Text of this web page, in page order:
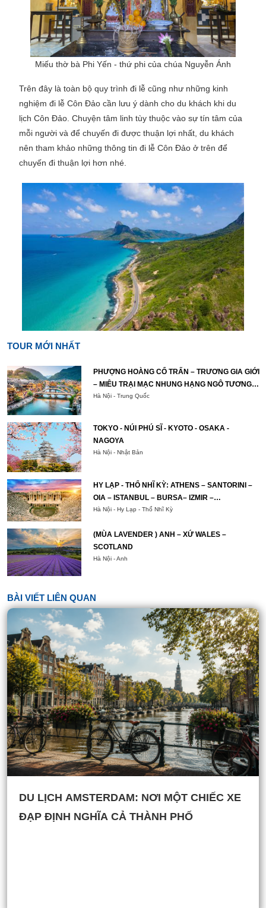
Miếu thờ bà Phi Yến - thứ phi của chúa Nguyễn Ánh
Trên đây là toàn bộ quy trình đi lễ cũng như những kinh
nghiệm đi lễ Côn Đảo cần lưu ý dành cho du khách khi du
lịch Côn Đảo. Chuyện tâm linh tùy thuộc vào sự tín tâm của
mỗi người và để chuyến đi được thuận lợi nhất, du khách
nên tham khảo những thông tin đi lễ Côn Đảo ở trên để
chuyến đi thuận lợi hơn nhé.
TOUR MỚI NHẤT
PHƯỢNG HOÀNG CỔ TRẤN – TRƯƠNG GIA GIỚI
– MIÊU TRẠI MẠC NHUNG HẠNG NGÔ TƯƠNG
TÂY
Hà Nội - Trung Quốc
TOKYO - NÚI PHÚ SĨ - KYOTO - OSAKA -
NAGOYA
Hà Nội - Nhật Bản
HY LẠP - THỔ NHĨ KỲ: ATHENS – SANTORINI –
OIA – ISTANBUL – BURSA– IZMIR –
PAMUKKALE – CAPPADOCIA – ISTANBUL
Hà Nội - Hy Lạp - Thổ Nhĩ Kỳ
(MÙA LAVENDER ) ANH – XỨ WALES –
SCOTLAND
Hà Nội - Anh
BÀI VIẾT LIÊN QUAN
DU LỊCH AMSTERDAM: NƠI MỘT CHIẾC XE
ĐẠP ĐỊNH NGHĨA CẢ THÀNH PHỐ